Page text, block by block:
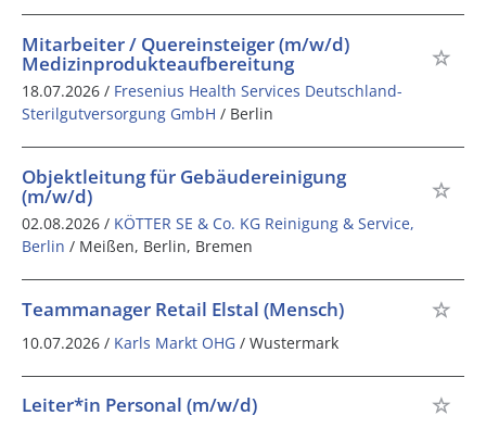
Mitarbeiter / Quereinsteiger (m/w/d)
Medizinprodukteaufbereitung
18.07.2026 / Fresenius Health Services Deutschland-
Sterilgutversorgung GmbH / Berlin
Objektleitung für Gebäudereinigung
(m/w/d)
02.08.2026 / KÖTTER SE & Co. KG Reinigung & Service,
Berlin / Meißen, Berlin, Bremen
Teammanager Retail Elstal (Mensch)
10.07.2026 / Karls Markt OHG / Wustermark
Leiter*in Personal (m/w/d)